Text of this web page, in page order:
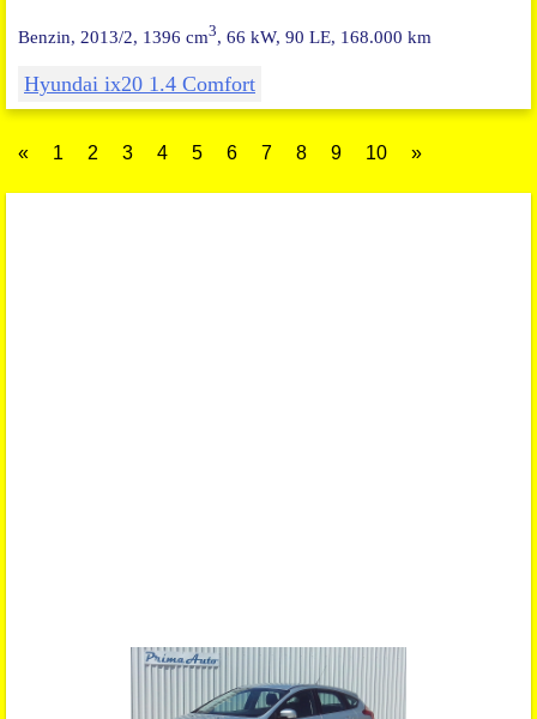
Benzin, 2013/2, 1396 cm3, 66 kW, 90 LE, 168.000 km
Hyundai ix20 1.4 Comfort
« 1 2 3 4 5 6 7 8 9 10 »